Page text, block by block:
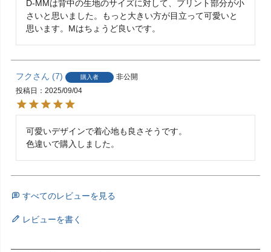
D-MMは背中の生地のサイズに対して、プリント部分が小
さいと思いました。もっと大きい方が目立って可愛いと
思います。Mはちょうど良いです。
フク 7 購入者
非公開
投稿日
2025/09/04
可愛いデザインで着心地も良さそうです。
色違いで購入しました。
すべてのレビューを見る
レビューを書く